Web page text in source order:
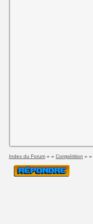
Index du Forum» » Compétition » »